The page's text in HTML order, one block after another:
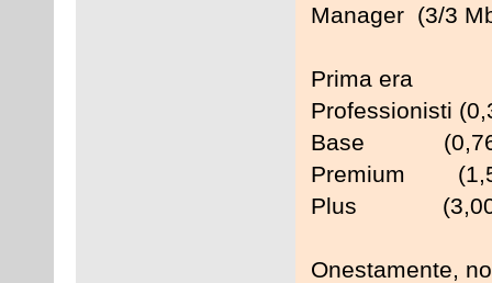
Manager (3/3
Prima era
Professionisti
Base (0,768/
Premium
Plus (3,00/
Onestamente,